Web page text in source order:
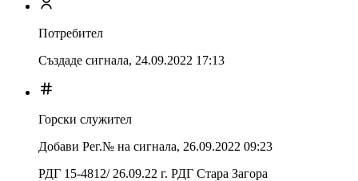
Потребител
Създаде сигнала, 24.09.2022 17:13
Горски служител
Добави Рег.№ на сигнала, 26.09.2022 09:23
РДГ 15-4812/ 26.09.22 г. РДГ Стара Загора